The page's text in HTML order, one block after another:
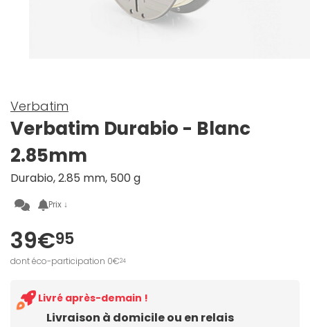
Verbatim
Verbatim Durabio - Blanc
2.85mm
Durabio, 2.85 mm, 500 g
Prix ↓
39€95
dont éco-participation 0€24
Livraison à domicile ou en relais
Livré après-demain !